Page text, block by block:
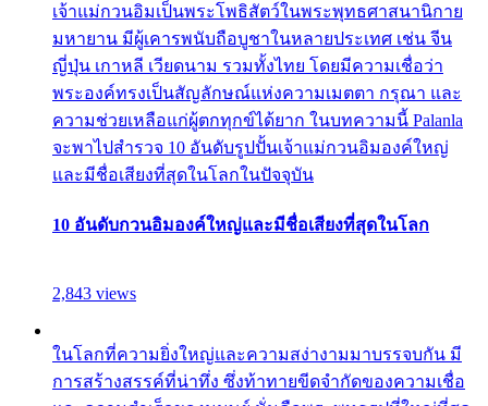
เจ้าแม่กวนอิมเป็นพระโพธิสัตว์ในพระพุทธศาสนานิกาย
มหายาน มีผู้เคารพนับถือบูชาในหลายประเทศ เช่น จีน
ญี่ปุ่น เกาหลี เวียดนาม รวมทั้งไทย โดยมีความเชื่อว่า
พระองค์ทรงเป็นสัญลักษณ์แห่งความเมตตา กรุณา และ
ความช่วยเหลือแก่ผู้ตกทุกข์ได้ยาก ในบทความนี้ Palanla
จะพาไปสำรวจ 10 อันดับรูปปั้นเจ้าแม่กวนอิมองค์ใหญ่
และมีชื่อเสียงที่สุดในโลกในปัจจุบัน
10 อันดับกวนอิมองค์ใหญ่และมีชื่อเสียงที่สุดในโลก
2,843 views
ในโลกที่ความยิ่งใหญ่และความสง่างามมาบรรจบกัน มี
การสร้างสรรค์ที่น่าทึ่ง ซึ่งท้าทายขีดจำกัดของความเชื่อ